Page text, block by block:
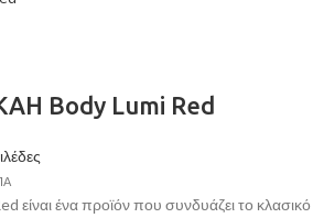
Body Lumi Red
είναι ένα προϊόν που συνδυάζει το κλασικό